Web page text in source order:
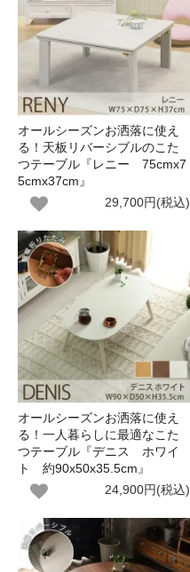
オールシーズンお洒落に使え
る！天板リバーシブルのこた
つテーブル『レニー 75cmx7
5cmx37cm』
29,700円(税込)
オールシーズンお洒落に使え
る！一人暮らしに最適なこた
つテーブル『デニス ホワイ
ト 約90x50x35.5cm』
24,900円(税込)